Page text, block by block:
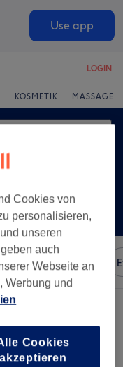
Use app
LOGIN
KOSMETIK MASSAGE
Marken Salons
Cookies von
personalisieren,
unseren
auch
Webseite an
Werbung und
Cookies
akzeptieren